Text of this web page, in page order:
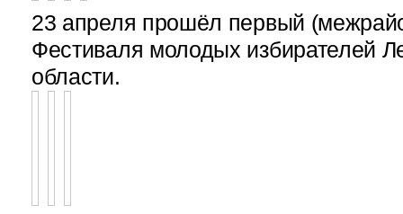
23 апреля прошёл первый
Фестиваля молодых избирателей
области.